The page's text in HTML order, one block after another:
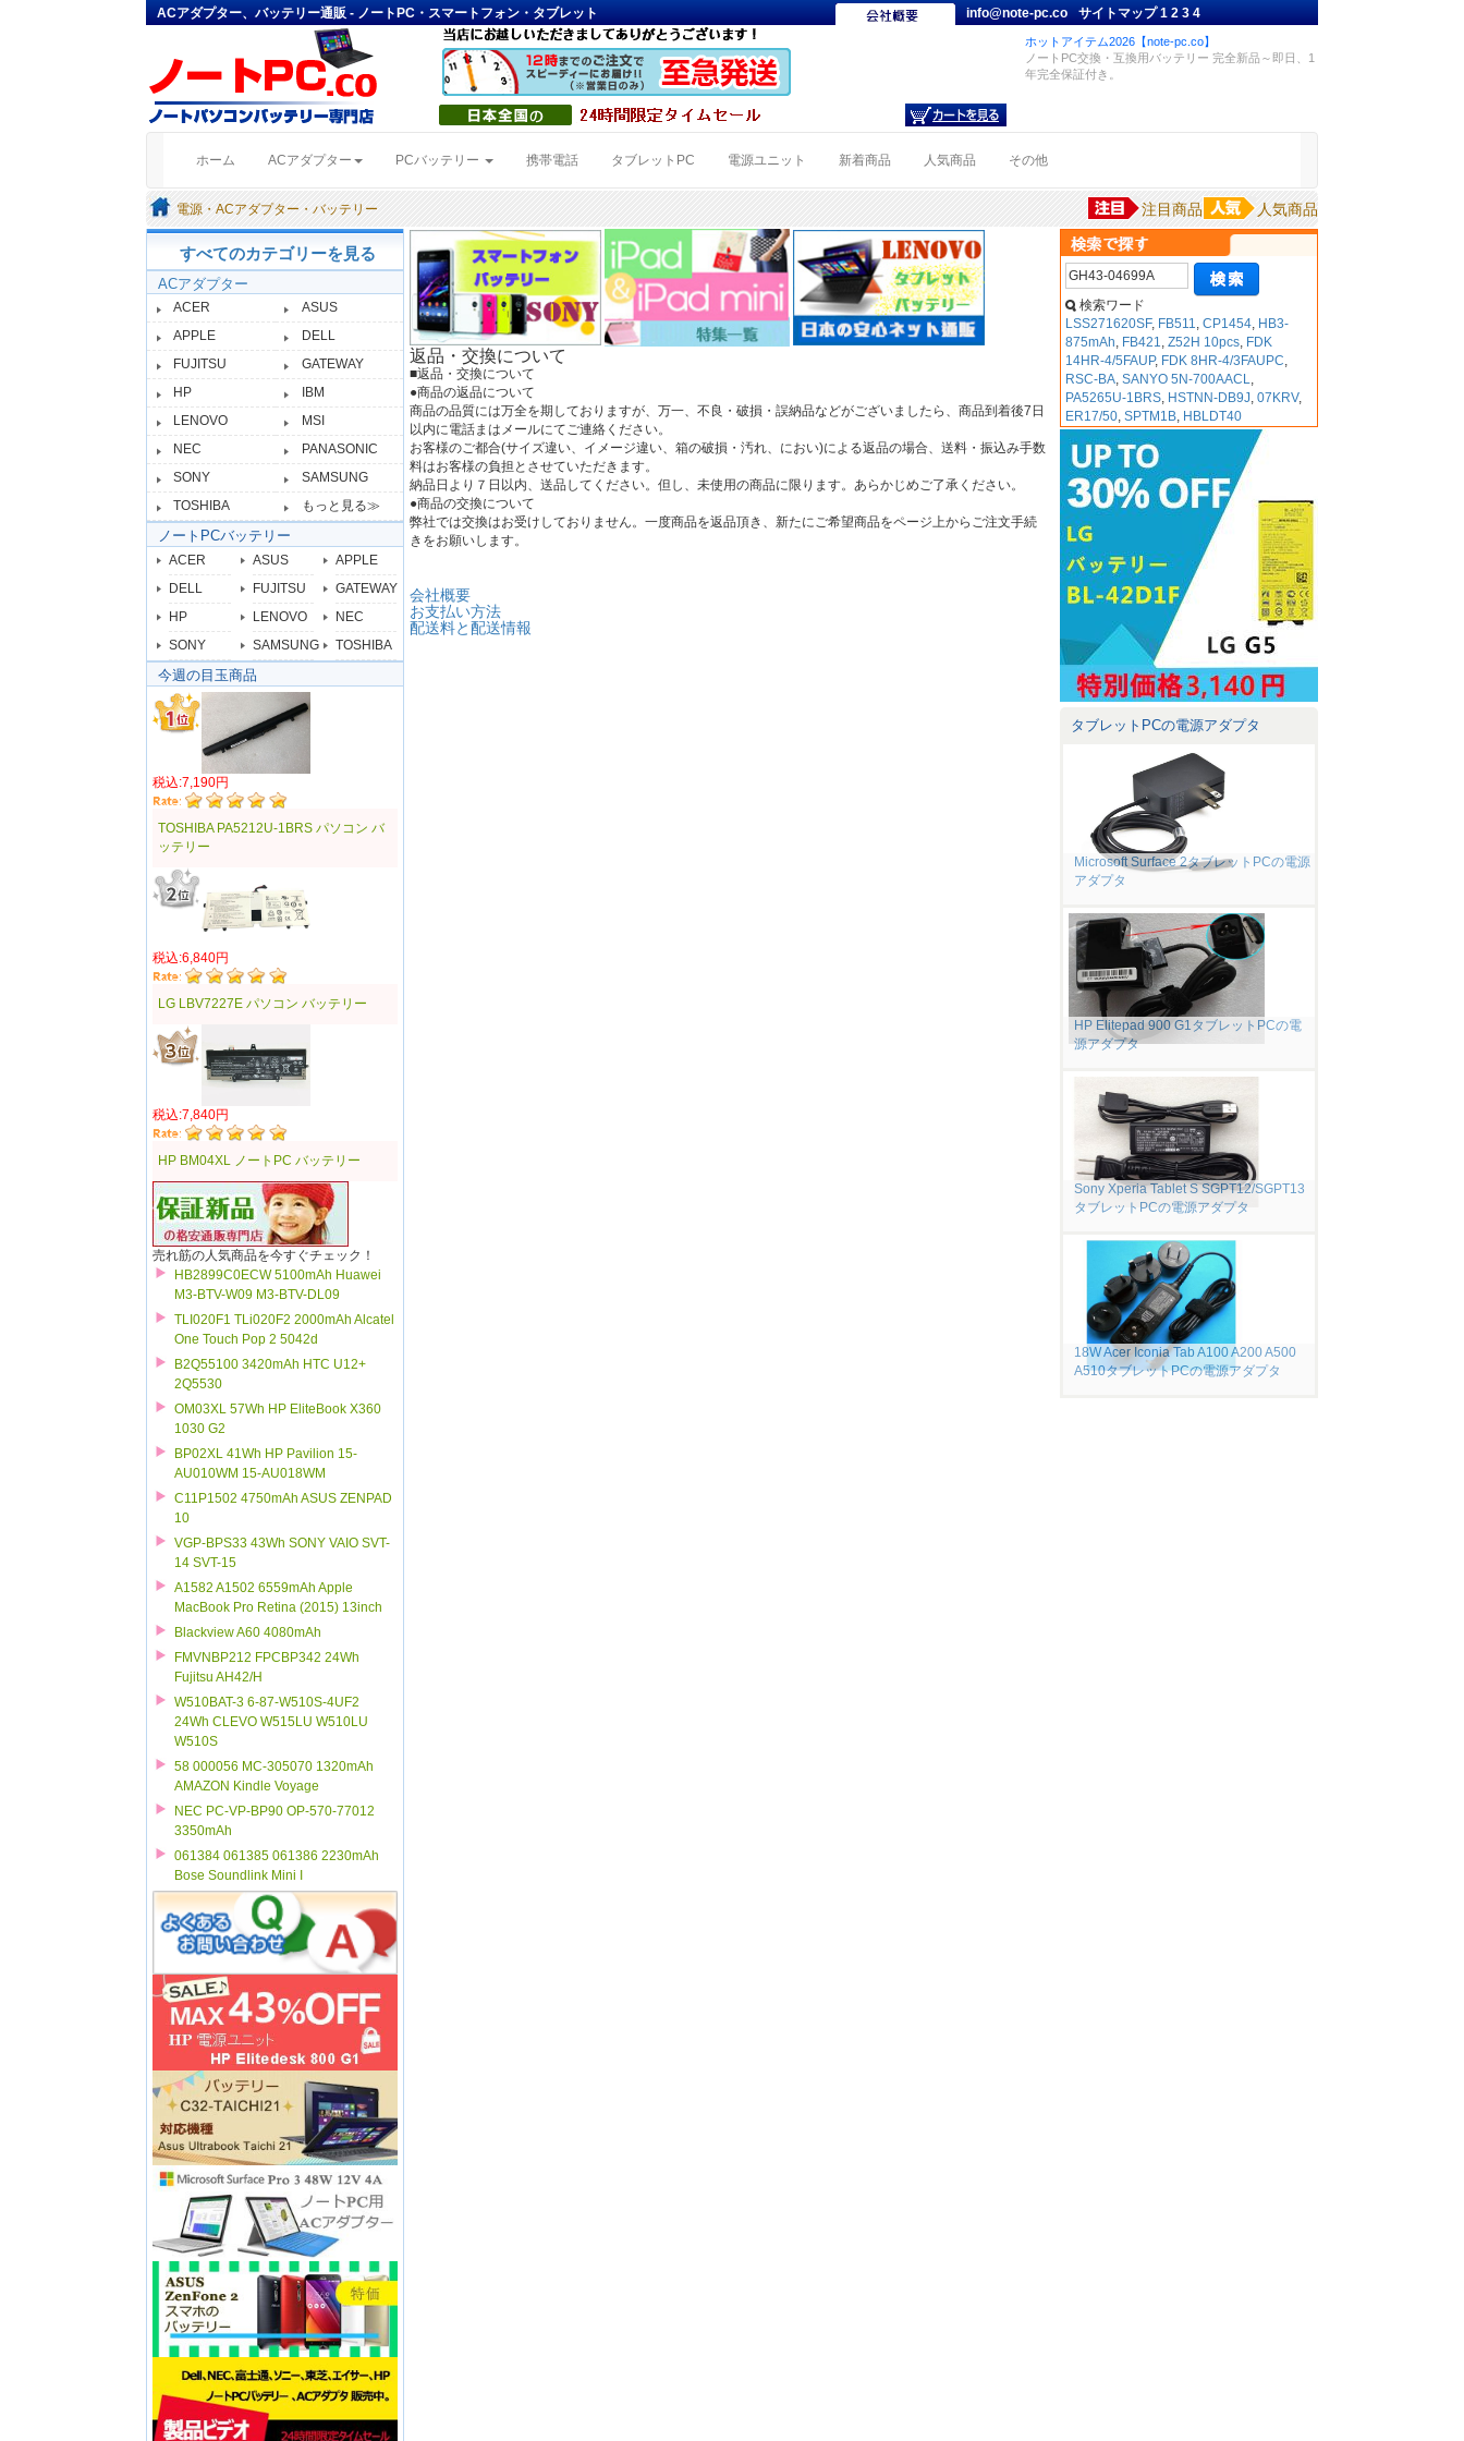
ACアダプター、バッテリー通販 - ノートPC・スマートフォン・タブレット info@note-pc.co サイトマップ1234
ホットアイテム2026【note-pc.co】
ノートPC交換・互換用バッテリー 完全新品～即日、1
年完全保証付き。
ホーム (current)ACアダプター PCバッテリー 携帯電話 タブレットPC 電源ユニット 新着商品 人気商品 その他
電源・ACアダプター・バッテリー 人気商品
注目商品
すべてのカテゴリーを見る
ACアダプター
ACER
ASUS
APPLE
DELL
FUJITSU
GATEWAY
HP
IBM
LENOVO
MSI
NEC
PANASONIC
SONY
SAMSUNG
TOSHIBA
もっと見る≫
ノートPCバッテリー
ACER ASUS
APPLE
DELL
FUJITSU
GATEWAY
HP
LENOVO
NEC
SONY
SAMSUNG TOSHIBA
今週の目玉商品
税込:7,190円
TOSHIBA PA5212U-1BRS パソコン バ
ッテリー
税込:6,840円
LG LBV7227E パソコン バッテリー
税込:7,840円
HP BM04XL ノートPC バッテリー
売れ筋の人気商品を今すぐチェック！
HB2899C0ECW 5100mAh Huawei
M3-BTV-W09 M3-BTV-DL09
TLI020F1 TLi020F2 2000mAh Alcatel
One Touch Pop 2 5042d
B2Q55100 3420mAh HTC U12+
2Q5530
OM03XL 57Wh HP EliteBook X360
1030 G2
BP02XL 41Wh HP Pavilion 15-
AU010WM 15-AU018WM
C11P1502 4750mAh ASUS ZENPAD
10
VGP-BPS33 43Wh SONY VAIO SVT-
14 SVT-15
A1582 A1502 6559mAh Apple
MacBook Pro Retina (2015) 13inch
Blackview A60 4080mAh
FMVNBP212 FPCBP342 24Wh
Fujitsu AH42/H
W510BAT-3 6-87-W510S-4UF2
24Wh CLEVO W515LU W510LU
W510S
58 000056 MC-305070 1320mAh
AMAZON Kindle Voyage
NEC PC-VP-BP90 OP-570-77012
3350mAh
061384 061385 061386 2230mAh
Bose Soundlink Mini I
返品・交換について
■返品・交換について
●商品の返品について
商品の品質には万全を期しておりますが、万一、不良・破損・誤納品などがございましたら、商品到着後7日
以内に電話まはメールにてご連絡ください。
お客様のご都合(サイズ違い、イメージ違い、箱の破損・汚れ、におい)による返品の場合、送料・振込み手数
料はお客様の負担とさせていただきます。
納品日より７日以内、送品してください。但し、未使用の商品に限ります。あらかじめご了承ください。
●商品の交換について
弊社では交換はお受けしておりません。一度商品を返品頂き、新たにご希望商品をページ上からご注文手続
きをお願いします。
会社概要
お支払い方法
配送料と配送情報
検索ワード
LSS271620SF, FB511,CP1454, HB3-
875mAh, FB421,Z52H 10pcs, FDK
14HR-4/5FAUP, FDK 8HR-4/3FAUPC,
RSC-BA,SANYO 5N-700AACL,
PA5265U-1BRS, HSTNN-DB9J,07KRV,
ER17/50,SPTM1B, HBLDT40
タブレットPCの電源アダプタ
Microsoft Surface 2タブレットPCの電源
アダプタ
HP Elitepad 900 G1タブレットPCの電
源アダプタ
Sony Xperia Tablet S SGPT12/SGPT13
タブレットPCの電源アダプタ
18W Acer Iconia Tab A100 A200 A500
A510タブレットPCの電源アダプタ